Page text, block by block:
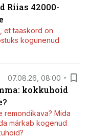
Riias 42000-
et taaskord on
kogunenud
07.08.26, 08:00
kokkuhoid
remondikava? Mida
märkab kogenud